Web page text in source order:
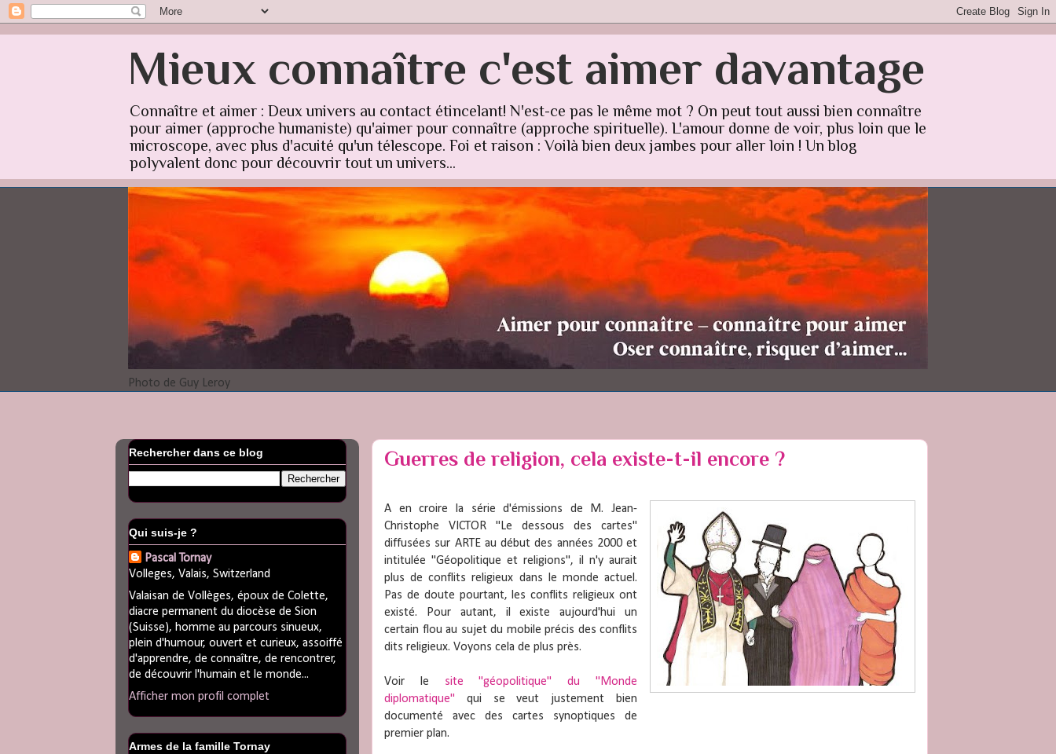
Mieux connaître c'est aimer davantage
Connaître et aimer : Deux univers au contact étincelant! N'est-ce pas le même mot ? On peut tout aussi bien connaître
pour aimer (approche humaniste) qu'aimer pour connaître (approche spirituelle). L'amour donne de voir, plus loin que le
microscope, avec plus d'acuité qu'un télescope. Foi et raison : Voilà bien deux jambes pour aller loin ! Un blog
polyvalent donc pour découvrir tout un univers...
Photo de Guy Leroy
Guerres de religion, cela existe-t-il encore ?
A en croire la série d'émissions de M. Jean-
Christophe VICTOR "Le dessous des cartes"
diffusées sur ARTE au début des années 2000 et
intitulée "Géopolitique et religions", il n'y aurait
plus de conflits religieux dans le monde actuel.
Pas de doute pourtant, les conflits religieux ont
existé. Pour autant, il existe aujourd'hui un
certain flou au sujet du mobile précis des conflits
dits religieux. Voyons cela de plus près.
Voir le site "géopolitique" du "Monde
diplomatique" qui se veut justement bien
documenté avec des cartes synoptiques de
premier plan.
Rechercher dans ce blog
Qui suis-je ?
Pascal Tornay
Volleges, Valais, Switzerland
Valaisan de Vollèges, époux de Colette,
diacre permanent du diocèse de Sion
(Suisse), homme au parcours sinueux,
plein d'humour, ouvert et curieux, assoiffé
d'apprendre, de connaître, de rencontrer,
de découvrir l'humain et le monde...
Afficher mon profil complet
Armes de la famille Tornay